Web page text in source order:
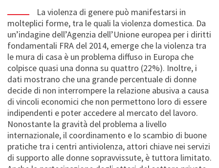
La violenza di genere può manifestarsi in
molteplici forme, tra le quali la violenza domestica. Da
un’indagine dell’Agenzia dell’Unione europea per i diritti
fondamentali FRA del 2014, emerge che la violenza tra
le mura di casa è un problema diffuso in Europa che
colpisce quasi una donna su quattro (22%). Inoltre, i
dati mostrano che una grande percentuale di donne
decide di non interrompere la relazione abusiva a causa
di vincoli economici che non permettono loro di essere
indipendenti e poter accedere al mercato del lavoro.
Nonostante la gravità del problema a livello
internazionale, il coordinamento e lo scambio di buone
pratiche tra i centri antiviolenza, attori chiave nei servizi
di supporto alle donne sopravvissute, è tuttora limitato.